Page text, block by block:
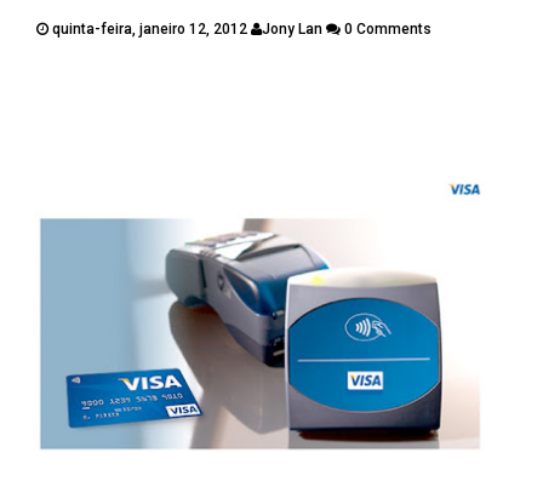
quinta-feira, janeiro 12, 2012 Jony Lan 0 Comments